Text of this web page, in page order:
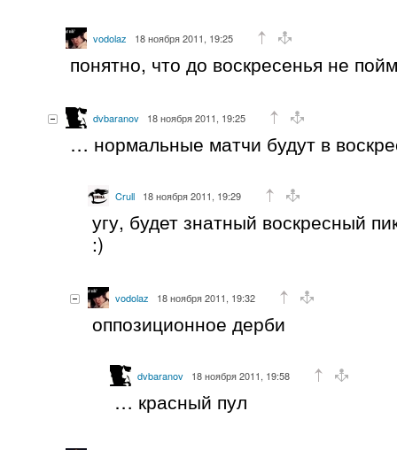
vodolaz 18 ноября 2011, 19:25
понятно, что до воскресенья не
dvbaranov 18 ноября 2011, 19:25
… нормальные матчи будут в
Crull 18 ноября 2011, 19:29
угу, будет знатный воскресный
:)
vodolaz 18 ноября 2011, 19:32
оппозиционное дерби
dvbaranov 18 ноября 2011, 19:58
… красный пул